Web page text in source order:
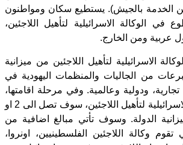
الخدمة بالجيش). يستطيع سكان ومواطنون
الوكالة الاسرائيلية لتأهيل اللاجئين،
عربية ومن الخارج.
الاسرائيلية لتأهيل اللاجئين من ميزانية
من الجاليات والمنظمات اليهودية في
ودولية وعالمية. وفي مرحلة اقامتها،
فان ميزانية الوكالة الاسرائيلية لتأهيل اللاجئين، سوف تصل الى 2 او
الدولة. وسوف تأتي مبالغ اضافية من
تقوم وكالة اللاجئين الفلسطينيين، اونروا،